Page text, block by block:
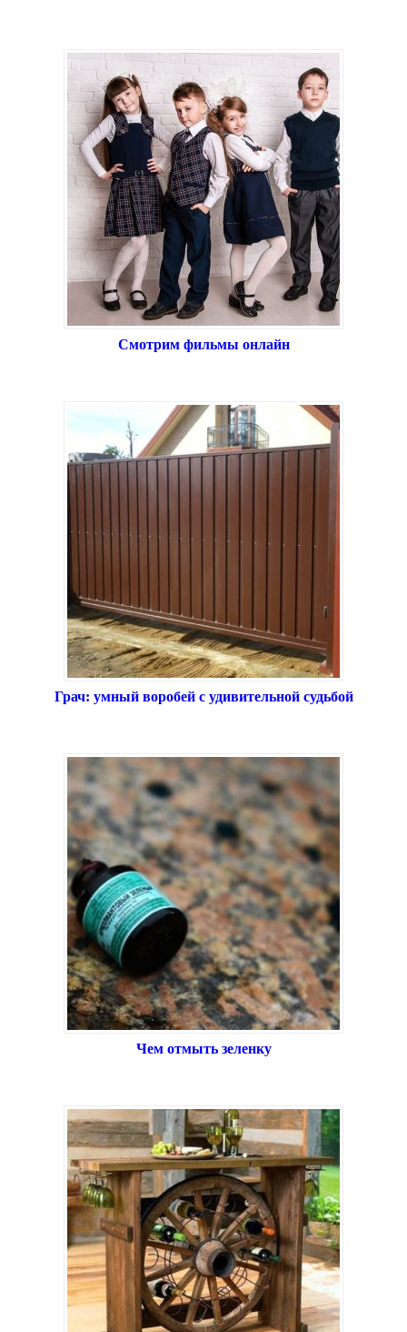
Смотрим фильмы онлайн
Грач: умный воробей с удивительной судьбой
Чем отмыть зеленку